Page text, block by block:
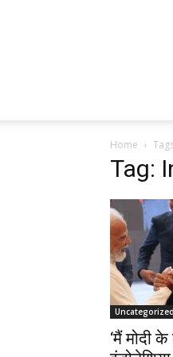
Home
Tag:
Uncategorized
‘मैं मोदी